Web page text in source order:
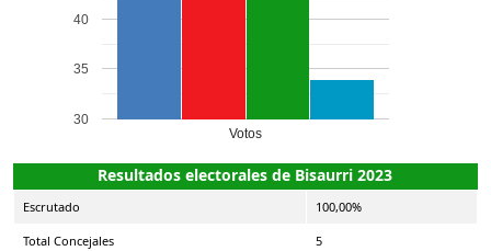
Votos
30
35
40
Resultados electorales de Bisaurri 2023
Escrutado 100,00%
Total Concejales 5